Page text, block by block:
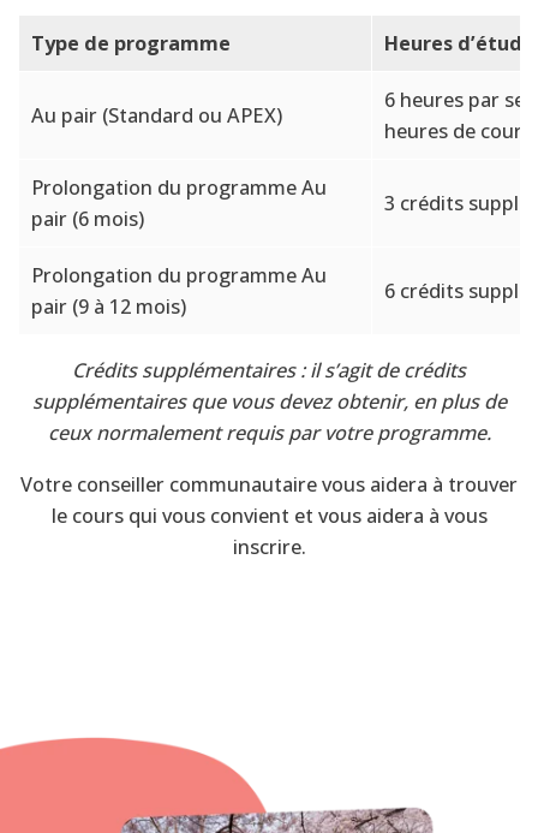
Type de programme Heures
Au pair (Standard ou APEX)
6 heures par
heures de cours)
Prolongation du programme Au
pair (6 mois)
3 crédits
Prolongation du programme Au
pair (9 à 12 mois)
6 crédits
Crédits supplémentaires : il s’agit de crédits
supplémentaires que vous devez obtenir, en plus de
ceux normalement requis par votre programme.
Votre conseiller communautaire vous aidera à trouver
le cours qui vous convient et vous aidera à vous
inscrire.